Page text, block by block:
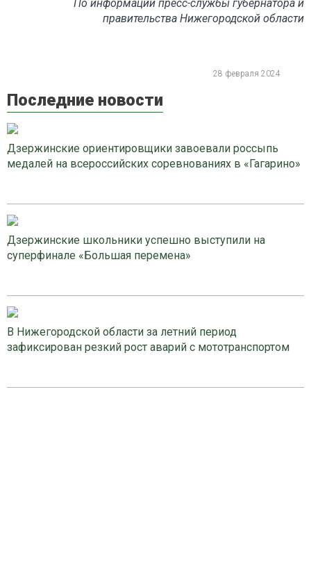
По информации пресс-службы губернатора и
правительства Нижегородской области
28 февраля 2024
Последние новости
Дзержинские ориентировщики завоевали россыпь
медалей на всероссийских соревнованиях в «Гагарино»
Дзержинские школьники успешно выступили на
суперфинале «Большая перемена»
В Нижегородской области за летний период
зафиксирован резкий рост аварий с мототранспортом